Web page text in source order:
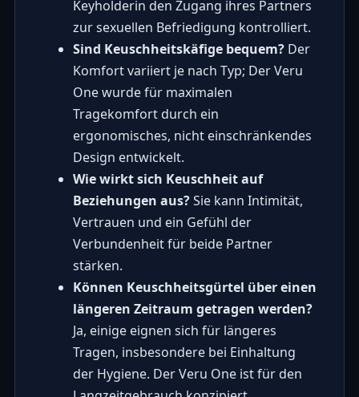
Keyholderin den Zugang ihres Partners
zur sexuellen Befriedigung kontrolliert.
Sind Keuschheitskäfige bequem?Der
Komfort variiert je nach Typ; Der Veru
One wurde für maximalen
Tragekomfort durch ein
ergonomisches, nicht einschränkendes
Design entwickelt.
Wie wirkt sich Keuschheit auf
Beziehungen aus?Sie kann Intimität,
Vertrauen und ein Gefühl der
Verbundenheit für beide Partner
stärken.
Können Keuschheitsgürtel über einen
längeren Zeitraum getragen werden?
Ja, einige eignen sich für längeres
Tragen, insbesondere bei Einhaltung
der Hygiene. Der Veru One ist für den